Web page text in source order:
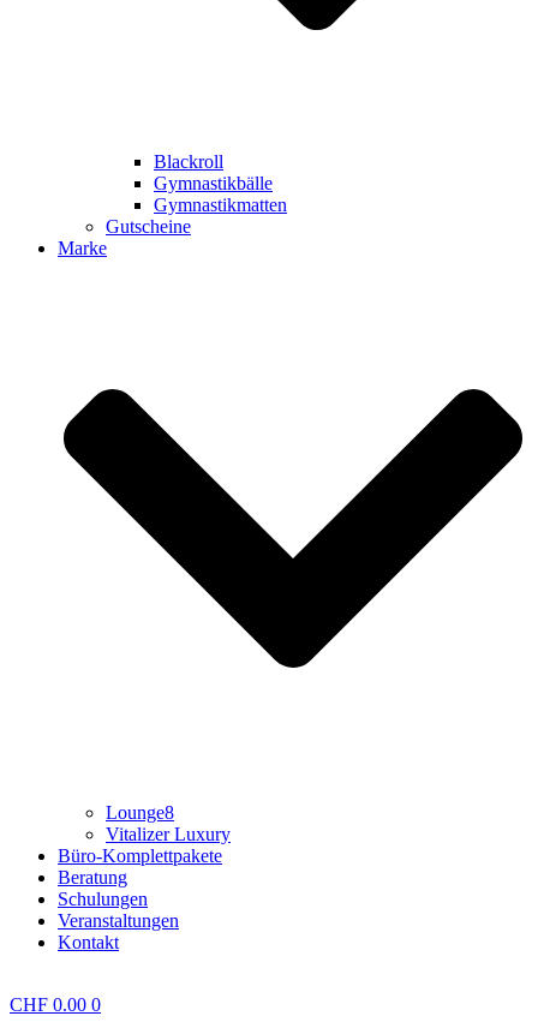
Blackroll
Gymnastikbälle
Gymnastikmatten
Gutscheine
Marke
Lounge8
Vitalizer Luxury
Büro-Komplettpakete
Beratung
Schulungen
Veranstaltungen
Kontakt
CHF 0.00 0